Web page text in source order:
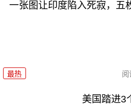
一张图让印度陷入死寂，五
最热 阅
美国踏进3